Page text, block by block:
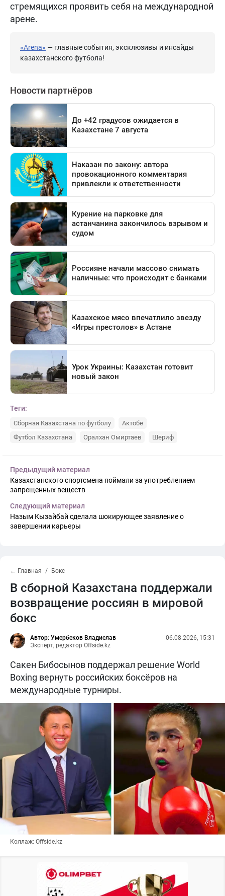
стремящихся проявить себя на международной
арене.
«Arena» — главные события, эксклюзивы и инсайды
казахстанского футбола!
Теги:
Сборная Казахстана по футболу
Актобе
Футбол Казахстана
Оралхан Омиртаев Шериф
Предыдущий материал
Казахстанского спортсмена поймали за употреблением
запрещенных веществ
Следующий материал
Назым Кызайбай сделала шокирующее заявление о
завершении карьеры
← Главная Бокс
В сборной Казахстана поддержали
возвращение россиян в мировой
бокс
Автор: Умербеков Владислав
Эксперт, редактор Offside.kz
06.08.2026, 15:31
Сакен Бибосынов поддержал решение World
Boxing вернуть российских боксёров на
международные турниры.
Коллаж: Offside.kz